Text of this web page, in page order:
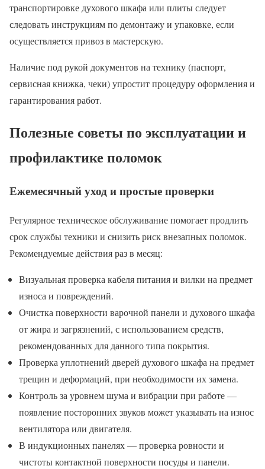
транспортировке духового шкафа или плиты следует
следовать инструкциям по демонтажу и упаковке, если
осуществляется привоз в мастерскую.
Наличие под рукой документов на технику (паспорт,
сервисная книжка, чеки) упростит процедуру оформления и
гарантирования работ.
Полезные советы по эксплуатации и
профилактике поломок
Ежемесячный уход и простые проверки
Регулярное техническое обслуживание помогает продлить
срок службы техники и снизить риск внезапных поломок.
Рекомендуемые действия раз в месяц:
Визуальная проверка кабеля питания и вилки на предмет
износа и повреждений.
Очистка поверхности варочной панели и духового шкафа
от жира и загрязнений, с использованием средств,
рекомендованных для данного типа покрытия.
Проверка уплотнений дверей духового шкафа на предмет
трещин и деформаций, при необходимости их замена.
Контроль за уровнем шума и вибрации при работе —
появление посторонних звуков может указывать на износ
вентилятора или двигателя.
В индукционных панелях — проверка ровности и
чистоты контактной поверхности посуды и панели.